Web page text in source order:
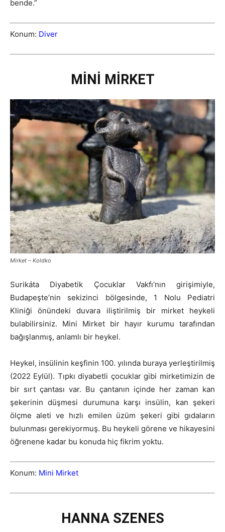
bende.”
Konum: Diver
MİNİ MİRKET
Mirket – Koldko
Surikáta Diyabetik Çocuklar Vakfı’nın girişimiyle,
Budapeşte’nin sekizinci bölgesinde, 1 Nolu Pediatri
Kliniği önündeki duvara iliştirilmiş bir mirket heykeli
bulabilirsiniz. Mini Mirket bir hayır kurumu tarafından
bağışlanmış, anlamlı bir heykel.
Heykel, insülinin keşfinin 100. yılında buraya yerleştirilmiş
(2022 Eylül). Tıpkı diyabetli çocuklar gibi mirketimizin de
bir sırt çantası var. Bu çantanın içinde her zaman kan
şekerinin düşmesi durumuna karşı insülin, kan şekeri
ölçme aleti ve hızlı emilen üzüm şekeri gibi gıdaların
bulunması gerekiyormuş. Bu heykeli görene ve hikayesini
öğrenene kadar bu konuda hiç fikrim yoktu.
Konum: Mini Mirket
HANNA SZENES